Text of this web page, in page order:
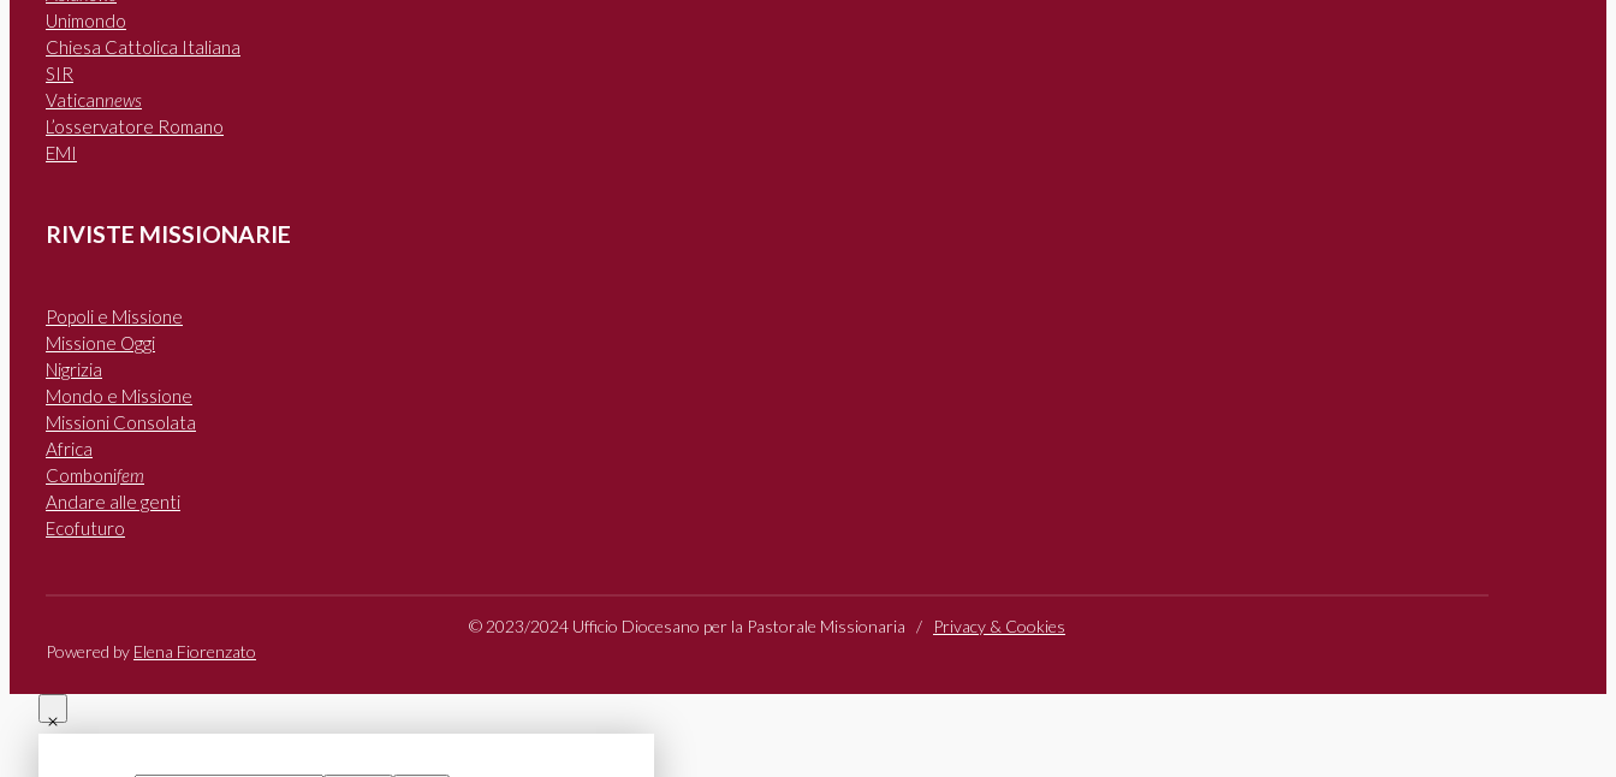
Unimondo
Chiesa Cattolica Italiana
SIR
Vaticannews
L’osservatore Romano
EMI
RIVISTE MISSIONARIE
Popoli e Missione
Missione Oggi
Nigrizia
Mondo e Missione
Missioni Consolata
Africa
Combonifem
Andare alle genti
Ecofuturo
© 2023/2024 Ufficio Diocesano per la Pastorale Missionaria /
Privacy & Cookies
Powered by Elena Fiorenzato